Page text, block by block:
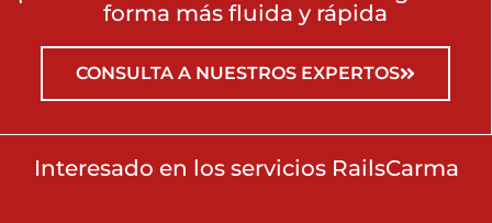
forma más fluida y rápida
CONSULTA A NUESTROS EXPERTOS
Interesado en los servicios RailsCarma